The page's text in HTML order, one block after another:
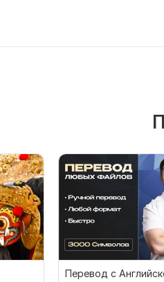
Перевод с